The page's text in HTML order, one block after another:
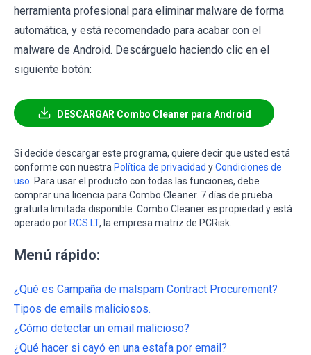
herramienta profesional para eliminar malware de forma
automática, y está recomendado para acabar con el
malware de Android. Descárguelo haciendo clic en el
siguiente botón:
DESCARGAR Combo Cleaner para Android
Si decide descargar este programa, quiere decir que usted está
conforme con nuestra Política de privacidad yCondiciones de
uso . Para usar el producto con todas las funciones, debe
comprar una licencia para Combo Cleaner. 7 días de prueba
gratuita limitada disponible. Combo Cleaner es propiedad y está
operado porRCS LT, la empresa matriz de PCRisk.
Menú rápido:
¿Qué es Campaña de malspam Contract Procurement?
Tipos de emails maliciosos.
¿Cómo detectar un email malicioso?
¿Qué hacer si cayó en una estafa por email?